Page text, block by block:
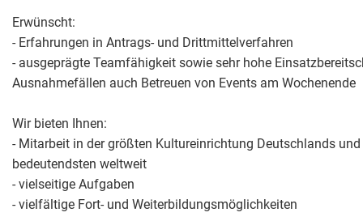
Erwünscht:
- Erfahrungen in Antrags- und Drittmittelverfahren
- ausgeprägte Teamfähigkeit sowie sehr hohe
Ausnahmefällen auch Betreuen von Events am Wochenende
Wir bieten Ihnen:
- Mitarbeit in der größten Kultureinrichtung Deutschlands und
bedeutendsten weltweit
- vielseitige Aufgaben
- vielfältige Fort- und Weiterbildungsmöglichkeiten